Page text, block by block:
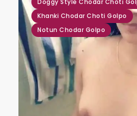
Khanki Chodar Choti Golpo
Notun Chodar Golpo